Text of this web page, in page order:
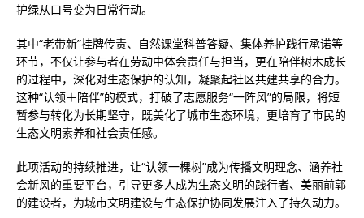
护绿从口号变为日常行动。
其中“老带新”挂牌传责、自然课堂科普答疑、集体养护践行承诺等
环节，不仅让参与者在劳动中体会责任与担当，更在陪伴树木成长
的过程中，深化对生态保护的认知，凝聚起社区共建共享的合力。
这种“认领＋陪伴”的模式，打破了志愿服务“一阵风”的局限，将短
暂参与转化为长期坚守，既美化了城市生态环境，更培育了市民的
生态文明素养和社会责任感。
此项活动的持续推进，让“认领一棵树”成为传播文明理念、涵养社
会新风的重要平台，引导更多人成为生态文明的践行者、美丽前郭
的建设者，为城市文明建设与生态保护协同发展注入了持久动力。